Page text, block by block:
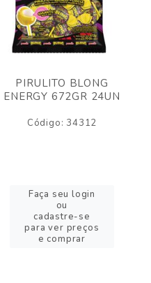
PIRULITO BLONG
ENERGY 672GR 24UN
Código: 34312
Faça seu login
ou
cadastre-se
para ver preços
e comprar